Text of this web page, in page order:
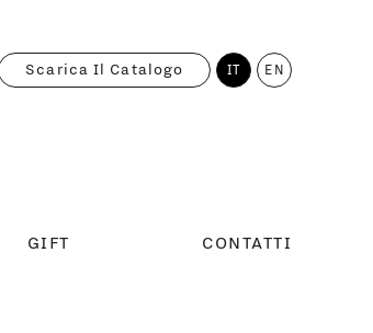
GIFT CONTATTI
IT EN
Scarica Il Catalogo